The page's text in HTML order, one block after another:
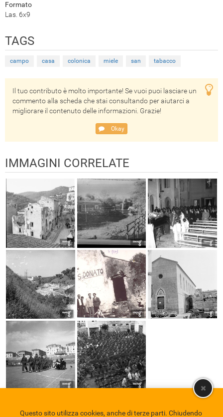
Formato
Las. 6x9
TAGS
campo casa colonica miele san tabacco
Il tuo contributo è molto importante! Se vuoi puoi lasciare un
commento alla scheda che stai consultando per aiutarci a
migliorare il contenuto delle informazioni. Grazie!
Okay
IMMAGINI CORRELATE
Questo sito utilizza cookies, anche di terze parti. Chiudendo